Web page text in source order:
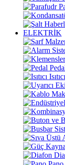
ELEKTRİK
Isıtıcı